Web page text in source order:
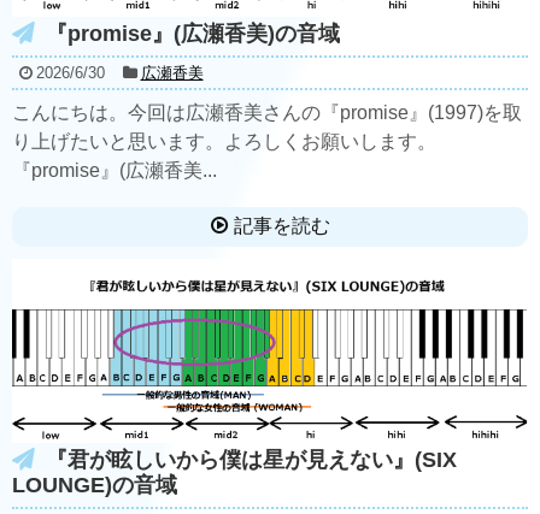
『promise』(広瀬香美)の音域
2026/6/30 広瀬香美
こんにちは。今回は広瀬香美さんの『promise』(1997)を取
り上げたいと思います。よろしくお願いします。
『promise』(広瀬香美...
記事を読む
『君が眩しいから僕は星が見えない』(SIX
LOUNGE)の音域